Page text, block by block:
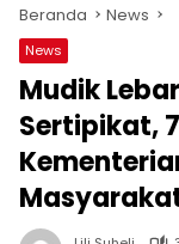
Beranda News
News
Mudik
Sertipikat,